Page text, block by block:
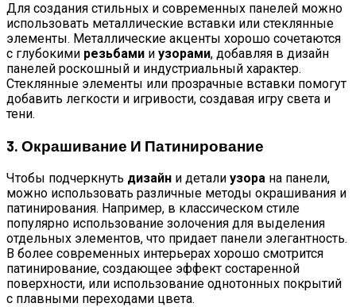
Для создания стильных и современных панелей можно
использовать металлические вставки или стеклянные
элементы. Металлические акценты хорошо сочетаются
с глубокими резьбами и узорами, добавляя в дизайн
панелей роскошный и индустриальный характер.
Стеклянные элементы или прозрачные вставки помогут
добавить легкости и игривости, создавая игру света и
тени.
3. Окрашивание И Патинирование
Чтобы подчеркнуть дизайн и детали узора на панели,
можно использовать различные методы окрашивания и
патинирования. Например, в классическом стиле
популярно использование золочения для выделения
отдельных элементов, что придает панели элегантность.
В более современных интерьерах хорошо смотрится
патинирование, создающее эффект состаренной
поверхности, или использование однотонных покрытий
с плавными переходами цвета.